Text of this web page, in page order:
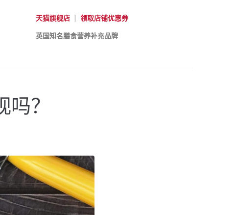
天猫旗舰店| 领取店铺优惠券
英国知名膳食营养补充品牌
？